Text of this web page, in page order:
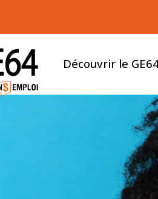
Découvrir le